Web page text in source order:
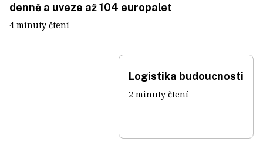
denně a uveze až 104 europalet
4 minuty čtení
Logistika budoucnosti
2 minuty čtení